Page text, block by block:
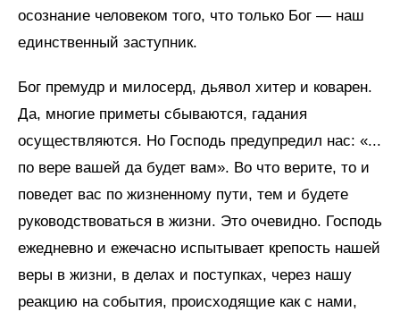
осознание человеком того, что только Бог — наш
единственный заступник.
Бог премудр и милосерд, дьявол хитер и коварен.
Да, многие приметы сбываются, гадания
осуществляются. Но Господь предупредил нас: «...
по вере вашей да будет вам». Во что верите, то и
поведет вас по жизненному пути, тем и будете
руководствоваться в жизни. Это очевидно. Господь
ежедневно и ежечасно испытывает крепость нашей
веры в жизни, в делах и поступках, через нашу
реакцию на события, происходящие как с нами,